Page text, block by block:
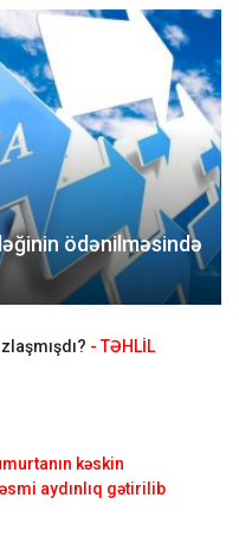
ödənilməsində
- TƏHLİL
kəskin
aydınlıq gətirilib